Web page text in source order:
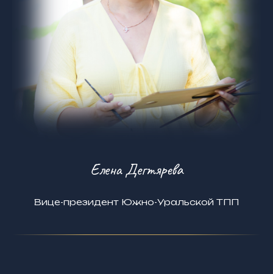
Елена Дегтярева
Вице-президент Южно-Уральской ТПП